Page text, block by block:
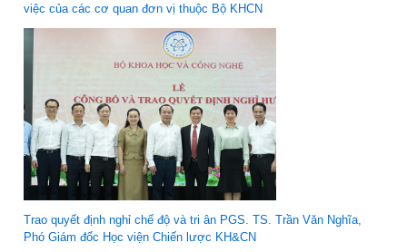
việc của các cơ quan đơn vị thuộc Bộ KHCN
Trao quyết định nghỉ chế độ và tri ân PGS. TS. Trần Văn Nghĩa,
Phó Giám đốc Học viện Chiến lược KH&CN